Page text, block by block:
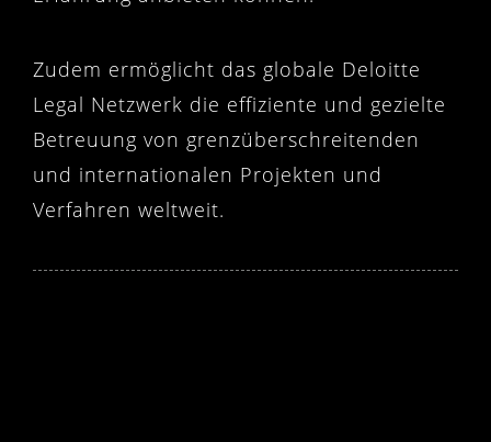
Zudem ermöglicht das globale Deloitte
Legal Netzwerk die effiziente und gezielte
Betreuung von grenzüberschreitenden
und internationalen Projekten und
Verfahren weltweit.